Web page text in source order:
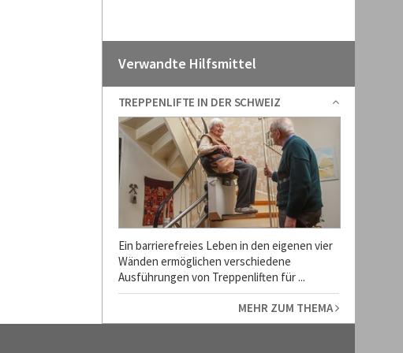
Verwandte Hilfsmittel
TREPPENLIFTE IN DER SCHWEIZ
Ein barrierefreies Leben in den eigenen vier
Wänden ermöglichen verschiedene
Ausführungen von Treppenliften für ...
MEHR ZUM THEMA